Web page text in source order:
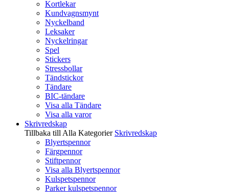
Kortlekar
Kundvagnsmynt
Nyckelband
Leksaker
Nyckelringar
Spel
Stickers
Stressbollar
Tändstickor
Tändare
BIC-tändare
Visa alla Tändare
Visa alla varor
Skrivredskap
Tillbaka till Alla Kategorier Skrivredskap
Blyertspennor
Färgpennor
Stiftpennor
Visa alla Blyertspennor
Kulspetspennor
Parker kulspetspennor